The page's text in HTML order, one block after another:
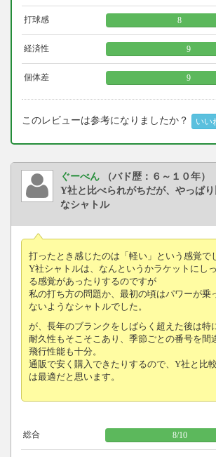
打球感 8
経済性 9
個体差 9
このレビューは参考になりましたか？ いい
ぐーべん （バド歴：６～１０年）
Y社と比べられがちだが、やっぱ
なシャトル
打ったとき感じたのは「軽い」という感覚で
Y社シャトルは、なんというかラケットにし
る感覚があったりするのですが
私の打ち方の問題か、最初の頃はパワーが乗
ないようなシャトルでした。
が、長年のブランクをしばらく超えた後は特
耐久性もそこそこあり、季節ごとの番号を間
飛行性能も十分。
通販で安く購入できたりするので、Y社と比
は最適だと思います。
総合 8/10